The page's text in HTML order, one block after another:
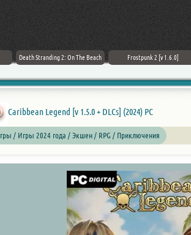
Death Stranding 2: On The Beach Frostpunk 2 [v 1.6.0]
Caribbean Legend [v 1.5.0 + DLCs] (2024) PC
/ Игры 2024 года / Экшен / RPG / Приключения